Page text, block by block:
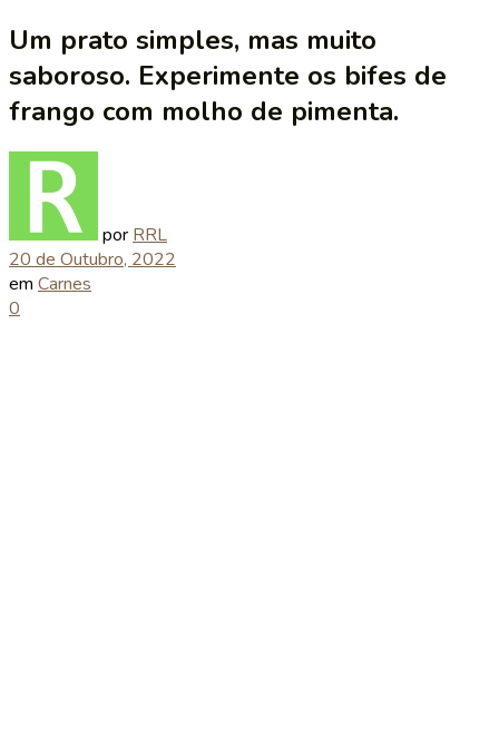
Um prato simples, mas muito
saboroso. Experimente os bifes de
frango com molho de pimenta.
por RRL
20 de Outubro, 2022
em Carnes
0